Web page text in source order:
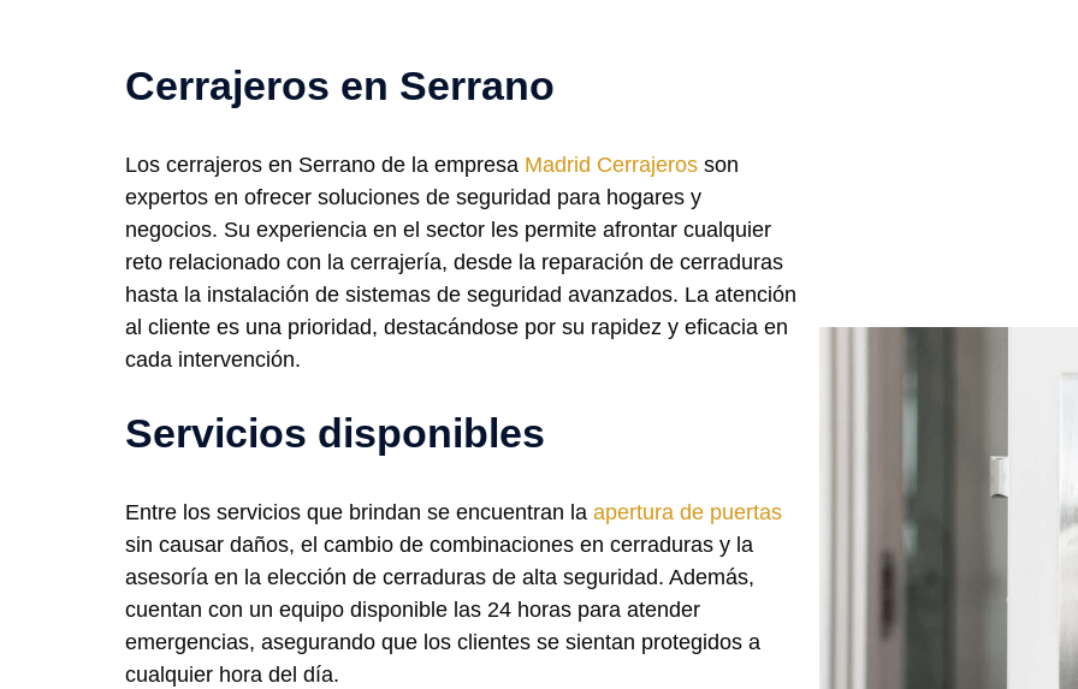
Cerrajeros en Serrano
Los cerrajeros en Serrano de la empresa Madrid Cerrajeros son
expertos en ofrecer soluciones de seguridad para hogares y
negocios. Su experiencia en el sector les permite afrontar cualquier
reto relacionado con la cerrajería, desde la reparación de cerraduras
hasta la instalación de sistemas de seguridad avanzados. La atención
al cliente es una prioridad, destacándose por su rapidez y eficacia en
cada intervención.
Servicios disponibles
Entre los servicios que brindan se encuentran la apertura de puertas
sin causar daños, el cambio de combinaciones en cerraduras y la
asesoría en la elección de cerraduras de alta seguridad. Además,
cuentan con un equipo disponible las 24 horas para atender
emergencias, asegurando que los clientes se sientan protegidos a
cualquier hora del día.